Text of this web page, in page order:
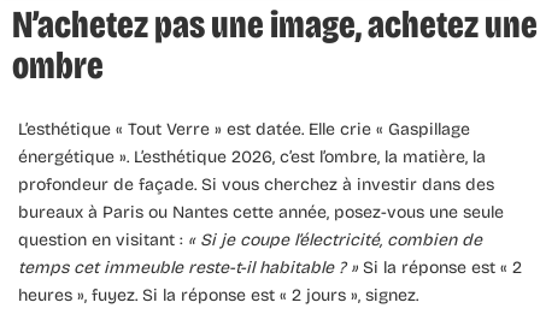
N’achetez pas une image, achetez une
ombre
L’esthétique « Tout Verre » est datée. Elle crie « Gaspillage
énergétique ». L’esthétique 2026, c’est l’ombre, la matière, la
profondeur de façade. Si vous cherchez à investir dans des
bureaux à Paris ou Nantes cette année, posez-vous une seule
question en visitant : « Si je coupe l’électricité, combien de
temps cet immeuble reste-t-il habitable ? » Si la réponse est « 2
heures », fuyez. Si la réponse est « 2 jours », signez.